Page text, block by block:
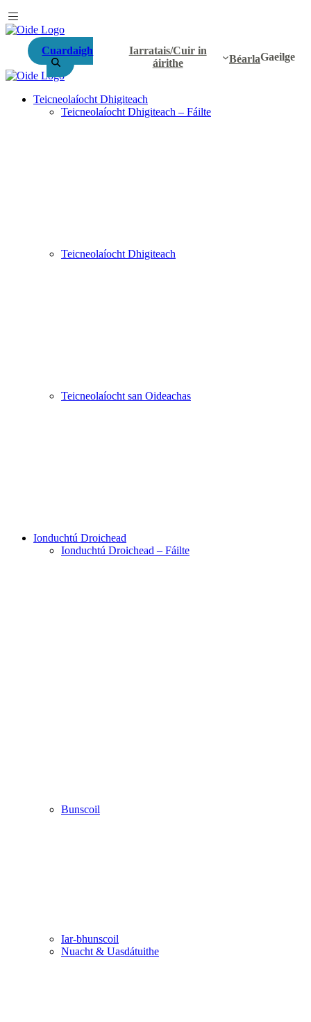
Cuardaigh
Iarratais/Cuir in
áirithe
BéarlaGaeilge
Teicneolaíocht Dhigiteach
Teicneolaíocht Dhigiteach – Fáilte
Teicneolaíocht Dhigiteach
Teicneolaíocht san Oideachas
Ionduchtú Droichead
Ionduchtú Droichead – Fáilte
Bunscoil
Iar-bhunscoil
Nuacht & Uasdátuithe